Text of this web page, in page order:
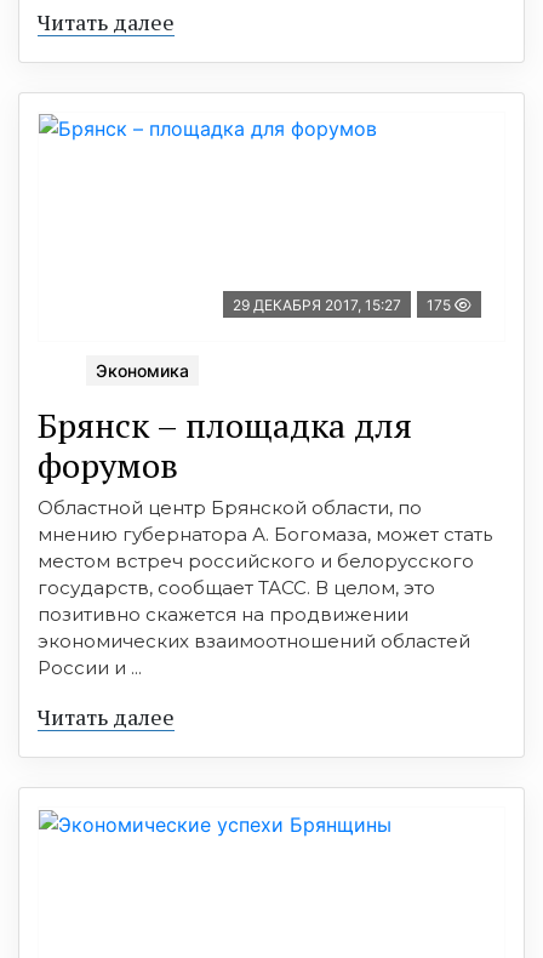
Читать далее
29 ДЕКАБРЯ 2017, 15:27 175
Экономика
Брянск – площадка для
форумов
Областной центр Брянской области, по
мнению губернатора А. Богомаза, может стать
местом встреч российского и белорусского
государств, сообщает ТАСС. В целом, это
позитивно скажется на продвижении
экономических взаимоотношений областей
России и ...
Читать далее